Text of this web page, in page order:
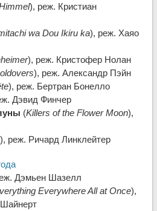
), реж. Кристиан
wa Dou Ikiru ka), реж. Хаяо
), реж. Кристофер Нолан
), реж. Александр Пэйн
), реж. Бертран Бонелло
Дэвид Финчер
(Killers of the Flower Moon),
), реж. Ричард Линклейтер
Дэмьен Шазелл
Everywhere All at Once),